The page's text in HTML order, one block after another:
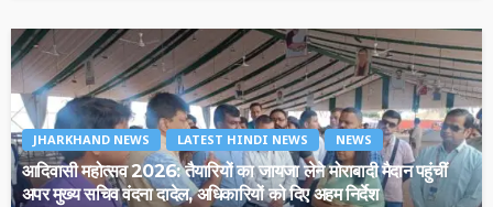
JHARKHAND NEWS LATEST HINDI NEWS NEWS
आदिवासी महोत्सव 2026: तैयारियों का जायजा लेने मोराबादी मैदान पहुंचीं
अपर मुख्य सचिव वंदना दादेल, अधिकारियों को दिए अहम निर्देश